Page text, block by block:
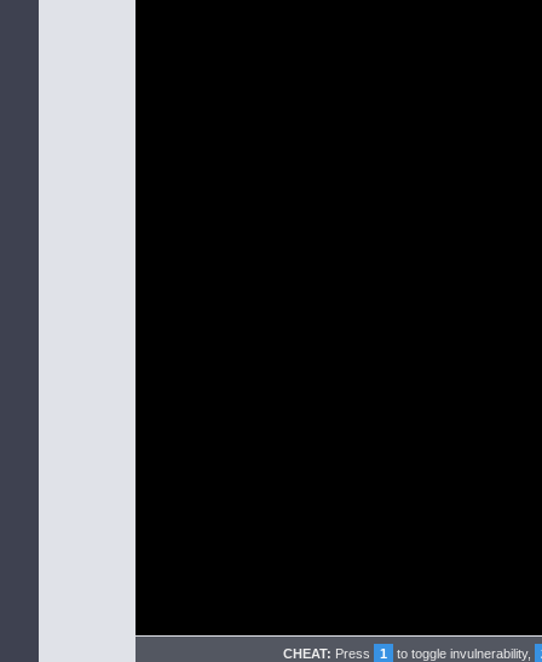
CHEAT: Press 1 to toggle invulnerability,